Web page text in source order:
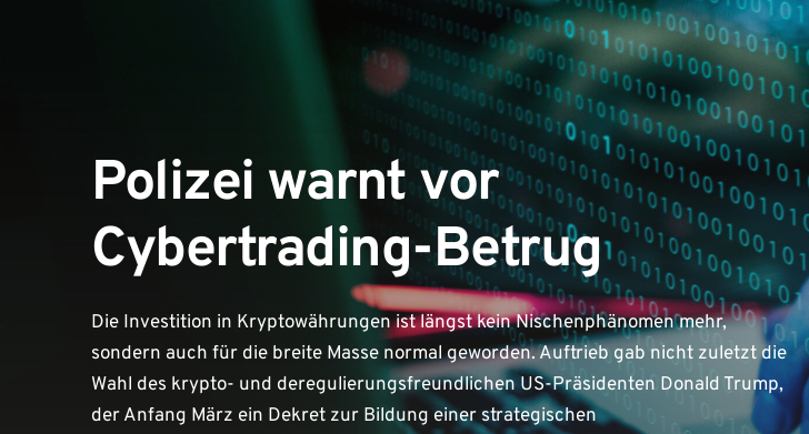
Polizei warnt vor
Cybertrading-Betrug
Die Investition in Kryptowährungen ist längst kein Nischenphänomen mehr,
sondern auch für die breite Masse normal geworden. Auftrieb gab nicht zuletzt die
Wahl des krypto- und deregulierungsfreundlichen US-Präsidenten Donald Trump,
der Anfang März ein Dekret zur Bildung einer strategischen